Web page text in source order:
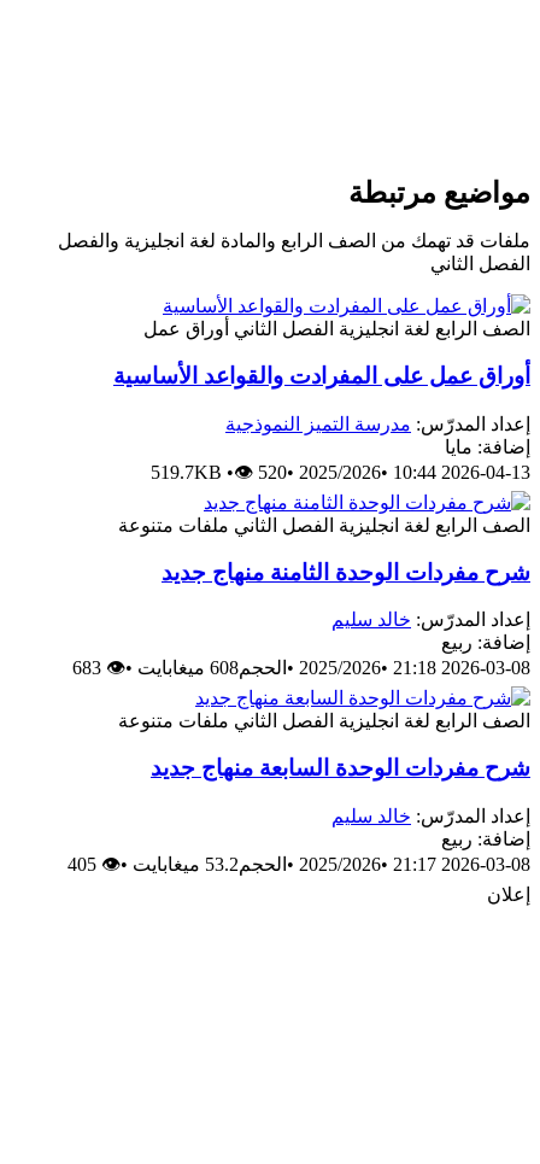
مواضيع مرتبطة
ملفات قد تهمك من الصف الرابع والمادة لغة انجليزية والفصل
الفصل الثاني
الصف الرابع لغة انجليزية الفصل الثاني أوراق عمل
أوراق عمل على المفرادت والقواعد الأساسية
إعداد المدرّس: مدرسة التميز النموذجية
إضافة: مايا
2026-04-13 10:44
•
2025/2026
•
519.7KB •👁 520
الصف الرابع لغة انجليزية الفصل الثاني ملفات متنوعة
شرح مفردات الوحدة الثامنة منهاج جديد
إعداد المدرّس: خالد سليم
إضافة: ربيع
2026-03-08 21:18
•
2025/2026
•الحجم608 ميغابايت •
👁 683
الصف الرابع لغة انجليزية الفصل الثاني ملفات متنوعة
شرح مفردات الوحدة السابعة منهاج جديد
إعداد المدرّس: خالد سليم
إضافة: ربيع
2026-03-08 21:17
•
2025/2026
•الحجم53.2 ميغابايت •
👁 405
إعلان